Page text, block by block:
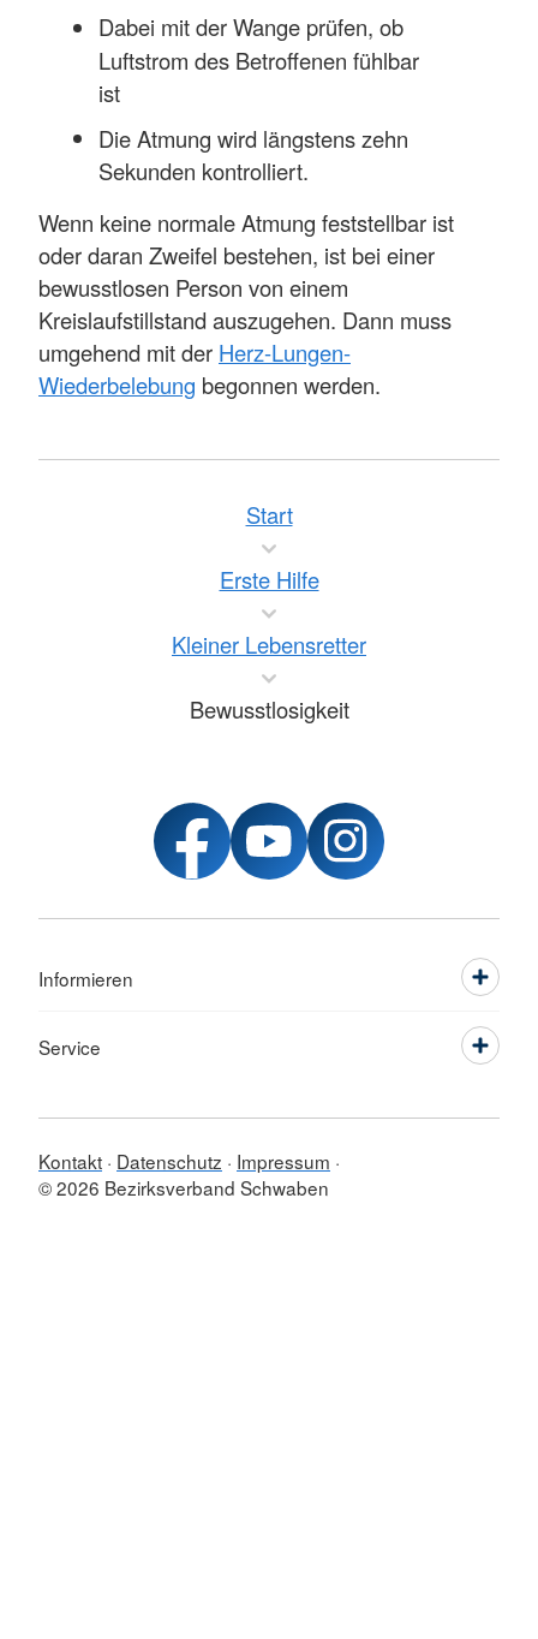
Dabei mit der Wange prüfen, ob
Luftstrom des Betroffenen fühlbar
ist
Die Atmung wird längstens zehn
Sekunden kontrolliert.
Wenn keine normale Atmung feststellbar ist
oder daran Zweifel bestehen, ist bei einer
bewusstlosen Person von einem
Kreislaufstillstand auszugehen. Dann muss
umgehend mit der Herz-Lungen-
Wiederbelebung begonnen werden.
Start
Erste Hilfe
Kleiner Lebensretter
Bewusstlosigkeit
Informieren
Service
Kontakt Datenschutz
Impressum
© 2026 Bezirksverband Schwaben